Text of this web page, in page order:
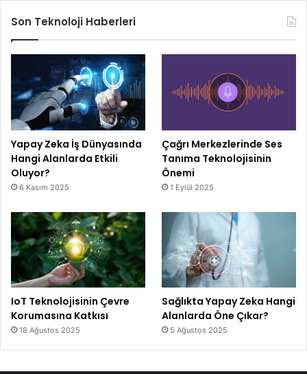
Son Teknoloji Haberleri
Yapay Zeka İş Dünyasında
Hangi Alanlarda Etkili
Oluyor?
6 Kasım 2025
Çağrı Merkezlerinde Ses
Tanıma Teknolojisinin
Önemi
1 Eylül 2025
IoT Teknolojisinin Çevre
Korumasına Katkısı
18 Ağustos 2025
Sağlıkta Yapay Zeka Hangi
Alanlarda Öne Çıkar?
5 Ağustos 2025